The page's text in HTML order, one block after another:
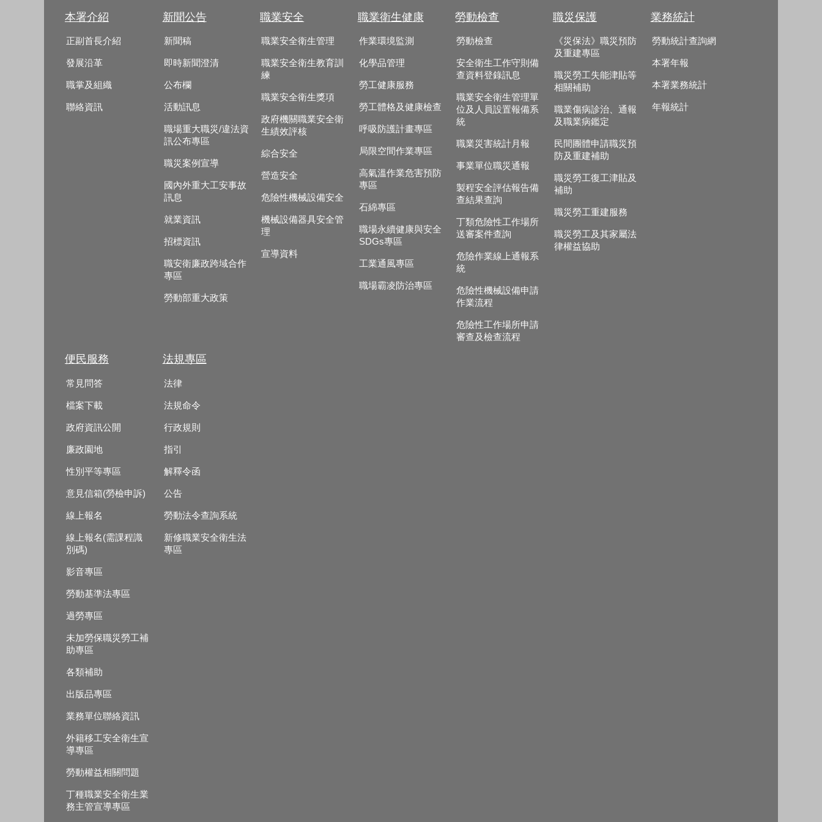
本署介紹
正副首長介紹
發展沿革
職掌及組織
聯絡資訊
新聞公告
新聞稿
即時新聞澄清
公布欄
活動訊息
職場重大職災/違法資
訊公布專區
職災案例宣導
國內外重大工安事故
訊息
就業資訊
招標資訊
職安衛廉政跨域合作
專區
勞動部重大政策
職業安全
職業安全衛生管理
職業安全衛生教育訓
練
職業安全衛生獎項
政府機關職業安全衛
生績效評核
綜合安全
營造安全
危險性機械設備安全
機械設備器具安全管
理
宣導資料
職業衛生健康
作業環境監測
化學品管理
勞工健康服務
勞工體格及健康檢查
呼吸防護計畫專區
局限空間作業專區
高氣溫作業危害預防
專區
石綿專區
職場永續健康與安全
SDGs專區
工業通風專區
職場霸凌防治專區
勞動檢查
勞動檢查
安全衛生工作守則備
查資料登錄訊息
職業安全衛生管理單
位及人員設置報備系
統
職業災害統計月報
事業單位職災通報
製程安全評估報告備
查結果查詢
丁類危險性工作場所
送審案件查詢
危險作業線上通報系
統
危險性機械設備申請
作業流程
危險性工作場所申請
審查及檢查流程
職災保護
《災保法》職災預防
及重建專區
職災勞工失能津貼等
相關補助
職業傷病診治、通報
及職業病鑑定
民間團體申請職災預
防及重建補助
職災勞工復工津貼及
補助
職災勞工重建服務
職災勞工及其家屬法
律權益協助
業務統計
勞動統計查詢網
本署年報
本署業務統計
年報統計
便民服務
常見問答
檔案下載
政府資訊公開
廉政園地
性別平等專區
意見信箱(勞檢申訴)
線上報名
線上報名(需課程識
別碼)
影音專區
勞動基準法專區
過勞專區
未加勞保職災勞工補
助專區
各類補助
出版品專區
業務單位聯絡資訊
外籍移工安全衛生宣
導專區
勞動權益相關問題
丁種職業安全衛生業
務主管宣導專區
法規專區
法律
法規命令
行政規則
指引
解釋令函
公告
勞動法令查詢系統
新修職業安全衛生法
專區